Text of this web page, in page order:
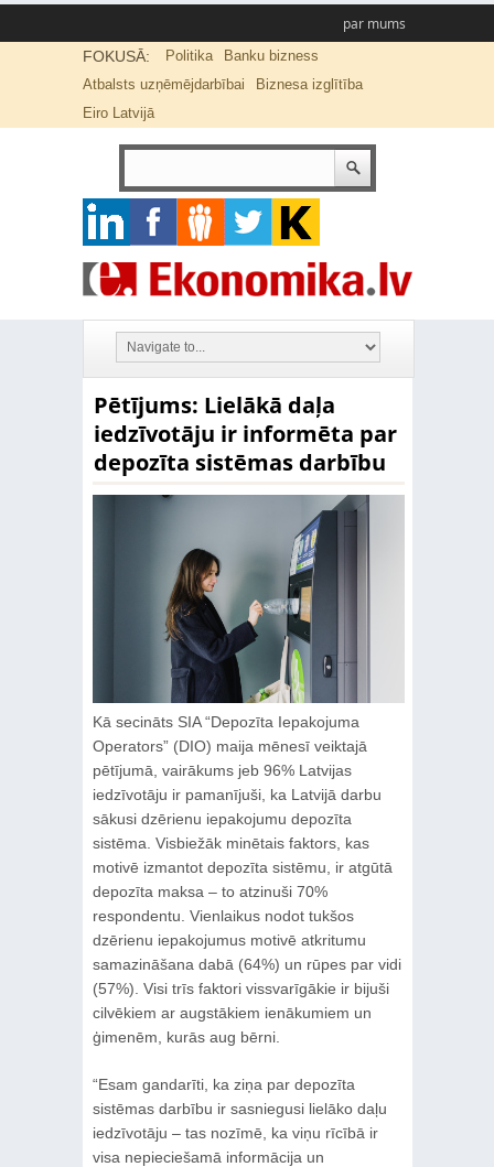
par mums
FOKUSĀ: Politika
Banku bizness
Atbalsts uzņēmējdarbībai
Biznesa izglītība
Eiro Latvijā
Pētījums: Lielākā daļa
iedzīvotāju ir informēta par
depozīta sistēmas darbību
Kā secināts SIA “Depozīta Iepakojuma
Operators” (DIO) maija mēnesī veiktajā
pētījumā, vairākums jeb 96% Latvijas
iedzīvotāju ir pamanījuši, ka Latvijā darbu
sākusi dzērienu iepakojumu depozīta
sistēma. Visbiežāk minētais faktors, kas
motivē izmantot depozīta sistēmu, ir atgūtā
depozīta maksa – to atzinuši 70%
respondentu. Vienlaikus nodot tukšos
dzērienu iepakojumus motivē atkritumu
samazināšana dabā (64%) un rūpes par vidi
(57%). Visi trīs faktori vissvarīgākie ir bijuši
cilvēkiem ar augstākiem ienākumiem un
ģimenēm, kurās aug bērni.
“Esam gandarīti, ka ziņa par depozīta
sistēmas darbību ir sasniegusi lielāko daļu
iedzīvotāju – tas nozīmē, ka viņu rīcībā ir
visa nepieciešamā informācija un